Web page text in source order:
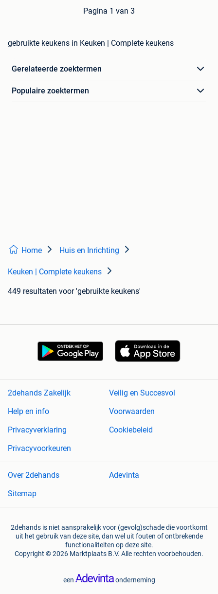
Pagina 1 van 3
gebruikte keukens in Keuken | Complete keukens
Gerelateerde zoektermen
Populaire zoektermen
Home Huis en Inrichting
Keuken | Complete keukens
449 resultaten voor 'gebruikte keukens'
2dehands Zakelijk
Veilig en Succesvol
Help en info
Voorwaarden
Privacyverklaring
Cookiebeleid
Privacyvoorkeuren
Over 2dehands
Adevinta
Sitemap
2dehands is niet aansprakelijk voor (gevolg)schade die voortkomt
uit het gebruik van deze site, dan wel uit fouten of ontbrekende
functionaliteiten op deze site.
Copyright © 2026 Marktplaats B.V. Alle rechten voorbehouden.
een onderneming